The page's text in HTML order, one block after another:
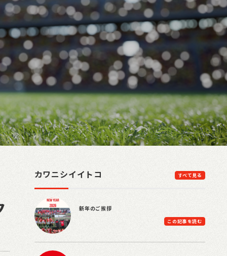
カワニシイイトコ すべて見る
新年のご挨拶
この記事を読む